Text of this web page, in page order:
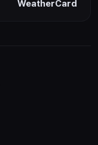
WeatherCard